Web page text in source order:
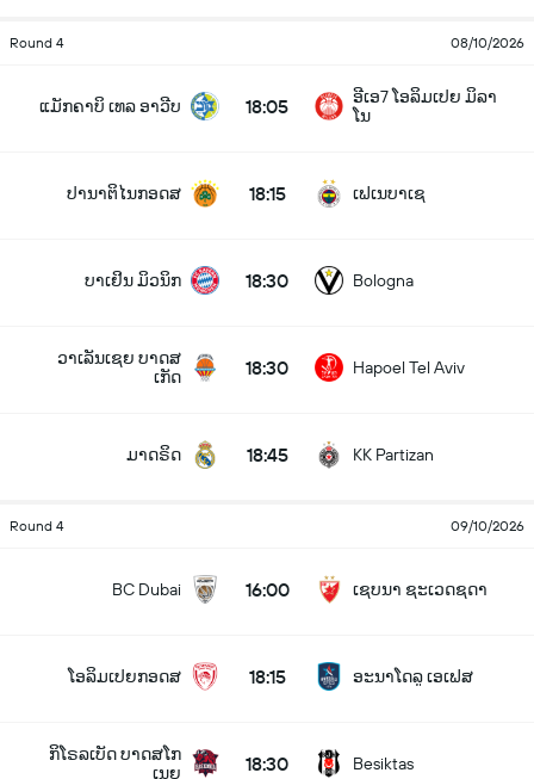
Round 4 08/10/2026
ແມັກຄາບິ ເທລ ອາວີບ 18:05
ອີເອ7 ໂອລິມເປຍ ມິລາ
ໂນ
ປານາຕິໄນກອດສ 18:15 ເຟເນບາເຊ
ບາເຢິນ ມິວນິກ 18:30 Bologna
ວາເລັນເຊຍ ບາດສ
ເກັດ
18:30 Hapoel Tel Aviv
ມາດຣິດ 18:45 KK Partizan
Round 4 09/10/2026
BC Dubai 16:00 ເຊບນາ ຊະເວດຊດາ
ໂອລິມເປຍກອດສ 18:15 ອະນາໂດລູ ເອເຟສ
ກິໂຣລເບັດ ບາດສໂກ
ເນຍ
18:30 Besiktas